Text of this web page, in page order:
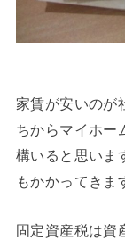
家賃が安いのが
ちからマイホー
構いると思いま
もかかってきま
固定資産税は資